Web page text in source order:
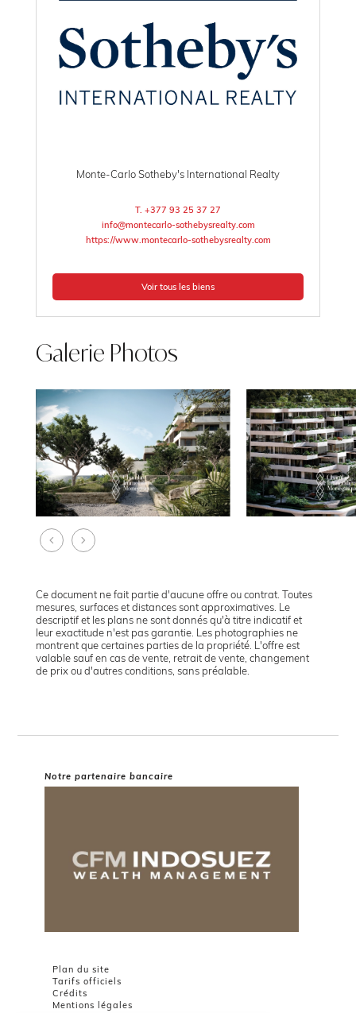
Monte-Carlo Sotheby's International Realty
T. +377 93 25 37 27
info@montecarlo-sothebysrealty.com
https://www.montecarlo-sothebysrealty.com
Voir tous les biens
Galerie Photos
Ce document ne fait partie d'aucune offre ou contrat. Toutes
mesures, surfaces et distances sont approximatives. Le
descriptif et les plans ne sont donnés qu'à titre indicatif et
leur exactitude n'est pas garantie. Les photographies ne
montrent que certaines parties de la propriété. L'offre est
valable sauf en cas de vente, retrait de vente, changement
de prix ou d'autres conditions, sans préalable.
Notre partenaire bancaire
Plan du site
Tarifs officiels
Crédits
Mentions légales